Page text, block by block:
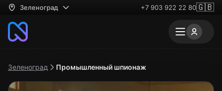
Зеленоград +7 903 922 22 80🇬🇧
Зеленоград Промышленный шпионаж